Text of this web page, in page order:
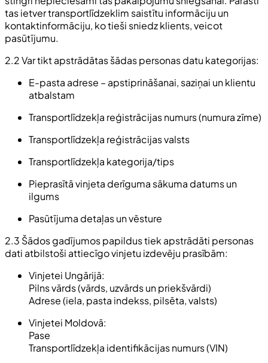
tas ietver transportlīdzeklim saistītu informāciju un
kontaktinformāciju, ko tieši sniedz klients, veicot
pasūtījumu.
2.2 Var tikt apstrādātas šādas personas datu kategorijas:
E-pasta adrese – apstiprināšanai, saziņai un klientu
atbalstam
Transportlīdzekļa reģistrācijas numurs (numura zīme)
Transportlīdzekļa reģistrācijas valsts
Transportlīdzekļa kategorija/tips
Pieprasītā vinjeta derīguma sākuma datums un
ilgums
Pasūtījuma detaļas un vēsture
2.3 Šādos gadījumos papildus tiek apstrādāti personas
dati atbilstoši attiecīgo vinjetu izdevēju prasībām:
Vinjetei Ungārijā:
Pilns vārds (vārds, uzvārds un priekšvārdi)
Adrese (iela, pasta indekss, pilsēta, valsts)
Vinjetei Moldovā:
Pase
Transportlīdzekļa identifikācijas numurs (VIN)